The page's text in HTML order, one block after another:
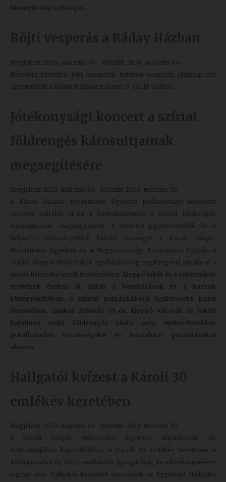
bizonyítvány szükséges.
Böjti vesperás a Ráday Házban
Megjelent: 2024. március 04.
Készült: 2024. március 04.
Húsvétra készülve, böjt harmadik hetében vesperás alkalmat tart
egyetemünk a Ráday Házban március 6-án, 18 órakor.
Jótékonysági koncert a szíriai
földrengés károsultjainak
megsegítésére
Megjelent: 2023. március 30.
Készült: 2023. március 30.
A Károli Gáspár Református Egyetem jótékonysági koncertet
szervez március 31-én a Zeneakadémián a szíriai földrengés
károsultjainak megsegítésére. A koncert jegybevételéből és a
helyszíni adományokból befolyt összeget a Károli Gáspár
Református Egyetem és a Magyarországi Református Egyház a
szíriai Aleppói Református Egyházközség segítségével juttatja el a
nehéz helyzetbe került testvérekhez. Aleppó lakói és a református
testvérek éveken át álltak a bombázások és a harcok
középpontjában, a szíriai polgárháború leghevesebb harci
övezetében, amikor február 10-én Aleppó városát és lakóit
hatalmas erejű földrengés rázta meg, emberéletekben
pótolhatatlan veszteségeket és borzalmas pusztításokat
okozva.
Hallgatói kvízest a Károli 30
emlékév keretében
Megjelent: 2023. március 30.
Készült: 2023. március 30.
A Károli Gáspár Református Egyetem alapításának 30.
évfordulójához kapcsolódóan, a Károli 30 emlékév keretében a
Közkapcsolati és Kommunikációs Igazgatóság kezdeményezésére
tegnap este Hallgatói kvízestet szervezett az Egyetemi Hallgatói